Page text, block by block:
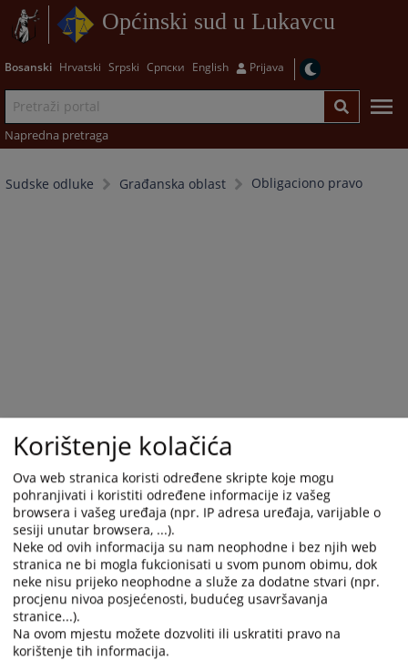
Općinski sud u Lukavcu
Bosanski Hrvatski Srpski Српски English Prijava
Napredna pretraga
Sudske odluke Građanska oblast Obligaciono pravo
Trenutno nema vijesti
Korištenje kolačića
Ova web stranica koristi određene skripte koje mogu
pohranjivati i koristiti određene informacije iz vašeg
browsera i vašeg uređaja (npr. IP adresa uređaja, varijable o
sesiji unutar browsera, ...).
Neke od ovih informacija su nam neophodne i bez njih web
stranica ne bi mogla fukcionisati u svom punom obimu, dok
neke nisu prijeko neophodne a služe za dodatne stvari (npr.
procjenu nivoa posjećenosti, budućeg usavršavanja
stranice...).
Na ovom mjestu možete dozvoliti ili uskratiti pravo na
korištenje tih informacija.